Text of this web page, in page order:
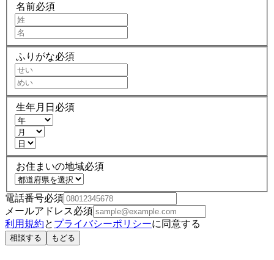
名前必須
ふりがな必須
生年月日 必須
お住まいの地域必須
電話番号必須
メールアドレス必須
利用規約と プライバシーポリシーに同意する
相談する もどる